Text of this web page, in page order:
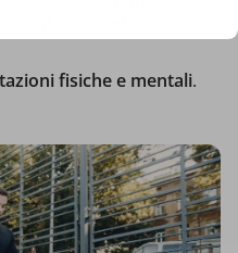
fisiche e mentali.